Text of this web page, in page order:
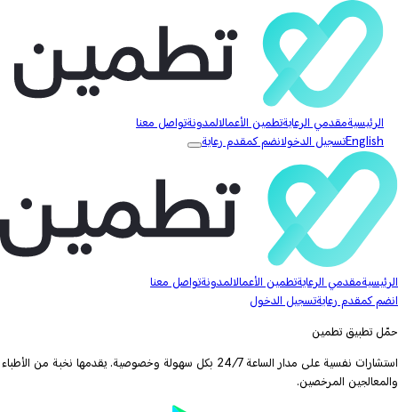
الرئيسيةمقدمي الرعايةتطمين الأعمالالمدونةتواصل معنا
Englishتسجيل الدخولانضم كمقدم رعاية
الرئيسيةمقدمي الرعايةتطمين الأعمالالمدونةتواصل معنا
انضم كمقدم رعايةتسجيل الدخول
حمّل تطبيق تطمين
استشارات نفسية على مدار الساعة 24/7 بكل سهولة وخصوصية. يقدمها نخبة من الأطباء
والمعالجين المرخصين.